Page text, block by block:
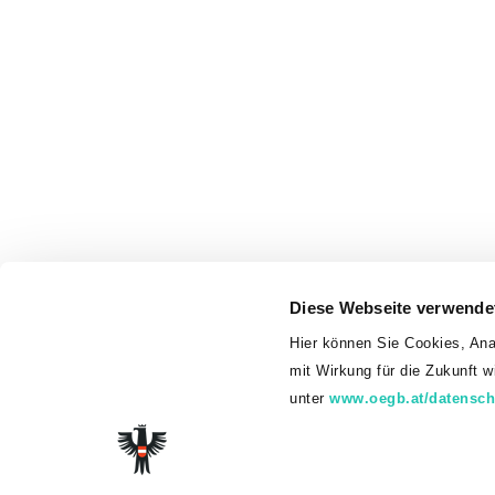
Diese Webseite
Hier können Sie Cookies,
mit Wirkung für die Zukunft
unterwww.oegb.at/